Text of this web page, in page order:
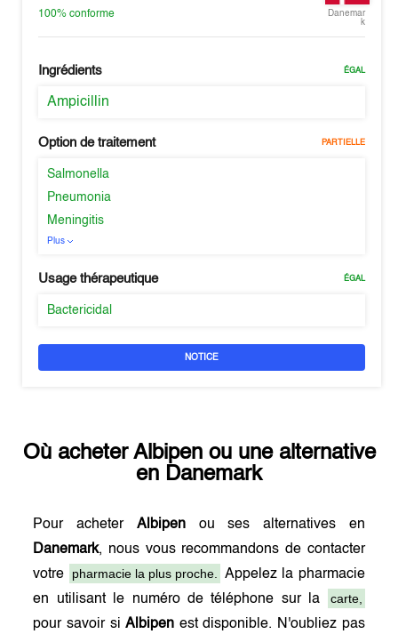
100%conforme
Danemar
k
Ingrédients ÉGAL
Ampicillin
Option de traitement PARTIELLE
Salmonella
Pneumonia
Meningitis
Plus
Usage thérapeutique ÉGAL
Bactericidal
NOTICE
Où acheter Albipenou une alternative
en Danemark
Pour acheter Albipenou ses alternatives en
Danemark, nous vous recommandons de contacter
votre
pharmacie la plus proche.
Appelez la pharmacie
en utilisant le numéro de téléphone sur la
carte,
pour savoir siAlbipen est disponible. N'oubliez pas